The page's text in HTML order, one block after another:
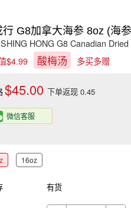
行 G8加拿大海参 8oz (海
HONG G8 Canadian
$4.99
酸梅汤 多买多赠
$45.00下单返现 0.45
微信客服
16oz
有货